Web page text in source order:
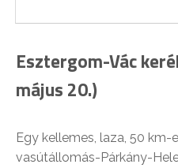
Esztergom-Vác
május 20.)
Egy kellemes, laza, 50 km-
vasútállomás-Párkány-